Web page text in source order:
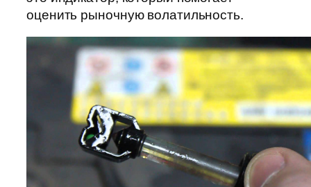
оценить рыночную волатильность.